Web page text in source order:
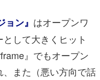
ョン』 はオープンワ
して大きくヒット
』でもオープン
また（悪い方向で話